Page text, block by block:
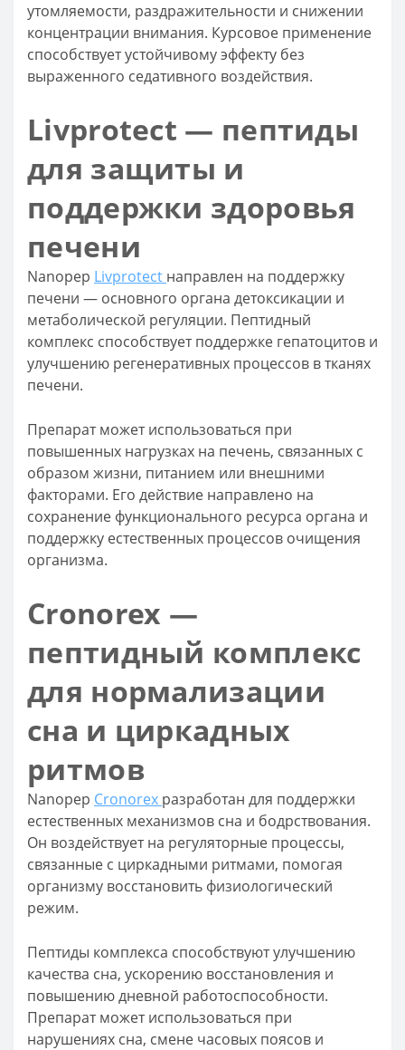
утомляемости, раздражительности и снижении
концентрации внимания. Курсовое применение
способствует устойчивому эффекту без
выраженного седативного воздействия.
Livprotect — пептиды
для защиты и
поддержки здоровья
печени
Nanopep Livprotect направлен на поддержку
печени — основного органа детоксикации и
метаболической регуляции. Пептидный
комплекс способствует поддержке гепатоцитов и
улучшению регенеративных процессов в тканях
печени.
Препарат может использоваться при
повышенных нагрузках на печень, связанных с
образом жизни, питанием или внешними
факторами. Его действие направлено на
сохранение функционального ресурса органа и
поддержку естественных процессов очищения
организма.
Cronorex —
пептидный комплекс
для нормализации
сна и циркадных
ритмов
Nanopep Cronorex разработан для поддержки
естественных механизмов сна и бодрствования.
Он воздействует на регуляторные процессы,
связанные с циркадными ритмами, помогая
организму восстановить физиологический
режим.
Пептиды комплекса способствуют улучшению
качества сна, ускорению восстановления и
повышению дневной работоспособности.
Препарат может использоваться при
нарушениях сна, смене часовых поясов и